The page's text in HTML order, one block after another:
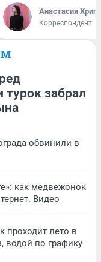
Анастасия
Корреспондент
забрал
обвинили в
как медвежонок
Видео
проходит лето в
водой по графику